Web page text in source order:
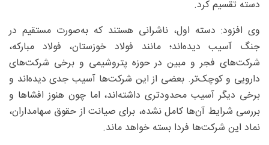
دسته تقسیم کرد.
وی افزود: دسته اول، ناشرانی هستند که به‌صورت مستقیم در
جنگ آسیب دیده‌اند؛ مانند فولاد خوزستان، فولاد مبارکه،
شرکت‌های فجر و مبین در حوزه پتروشیمی و برخی شرکت‌های
دارویی و کوچک‌تر. بعضی از این شرکت‌ها آسیب جدی دیده‌اند و
برخی دیگر آسیب محدودتری داشته‌اند، اما چون هنوز افشاها و
بررسی شرایط آن‌ها کامل نشده، برای صیانت از حقوق سهامداران،
نماد این شرکت‌ها فردا بسته خواهد ماند.